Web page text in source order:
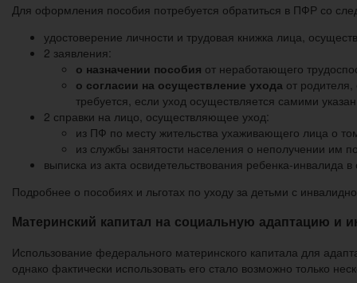
Для оформления пособия потребуется обратиться в ПФР со
удостоверение личности и трудовая книжка лица,
2 заявления:
о назначении пособия от неработающего
о согласии на осуществление ухода от
требуется, если уход осуществляется самими
2 справки на лицо, осуществляющее уход:
из ПФ по месту жительства ухаживающего лица о
из службы занятости населения о неполучении им
выписка из акта освидетельствования ребенка-
Подробнее о пособиях и льготах по уходу за детьми с
Материнский капитал на социальную адаптацию и
Использование федерального материнского капитала для
однако фактически использовать его стало возможно только